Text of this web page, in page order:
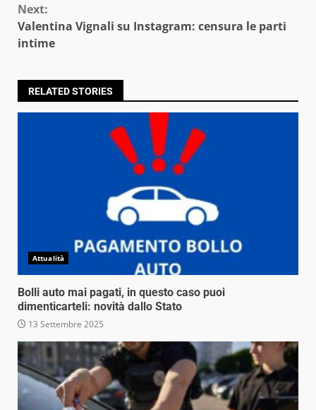
Next:
Valentina Vignali su Instagram: censura le parti
intime
RELATED STORIES
Attualità
Bolli auto mai pagati, in questo caso puoi
dimenticarteli: novità dallo Stato
13 Settembre 2025